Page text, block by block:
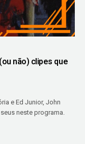
(ou não) clipes que
e Ed Junior, John
neste programa.